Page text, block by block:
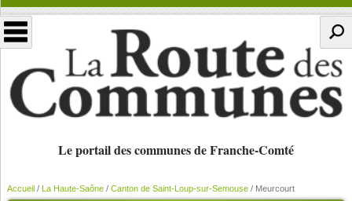
Le portail des communes de Franche-Comté
Accueil/ La Haute-Saône/ Canton de Saint-Loup-sur-Semouse/ Meurcourt